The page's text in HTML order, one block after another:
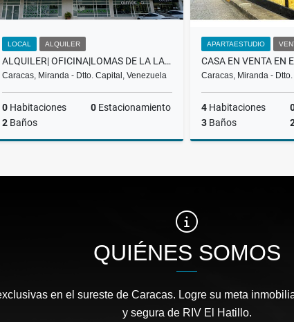
LOCAL ALQUILER
ALQUILER| OFICINA|LOMAS DE LA LAGUNITA| EL HATILLO |LA LAGUNITA
Caracas, Miranda - Dtto. Capital, Venezuela
0 Habitaciones 0 Estacionamiento
2 Baños
US$235
APARTAESTUDIO
Caracas, Miranda -
4 Habitaciones
3 Baños
QUIÉNES SOMOS
en el sureste de Caracas. Logre su meta
y segura de RIV El Hatillo.